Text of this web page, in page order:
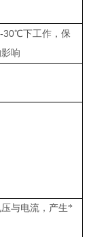
-30℃下工作，保
响
与电流，产生*